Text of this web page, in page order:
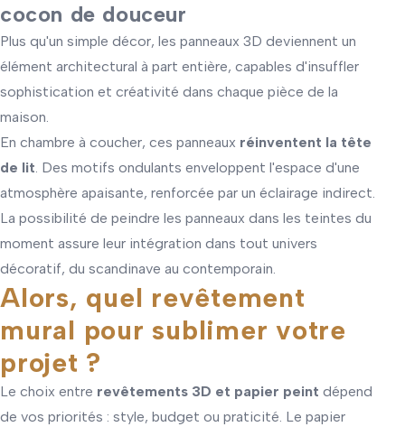
cocon de douceur
Plus qu'un simple décor, les panneaux 3D deviennent un
élément architectural à part entière, capables d'insuffler
sophistication et créativité dans chaque pièce de la
maison.
En chambre à coucher, ces panneaux réinventent la tête
de lit. Des motifs ondulants enveloppent l'espace d'une
atmosphère apaisante, renforcée par un éclairage indirect.
La possibilité de peindre les panneaux dans les teintes du
moment assure leur intégration dans tout univers
décoratif, du scandinave au contemporain.
Alors, quel revêtement
mural pour sublimer votre
projet ?
Le choix entre revêtements 3D et papier peint dépend
de vos priorités : style, budget ou praticité. Le papier